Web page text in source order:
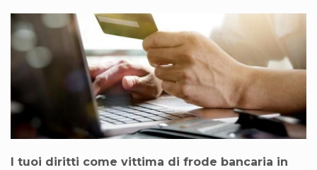
I tuoi diritti come vittima di frode bancaria in